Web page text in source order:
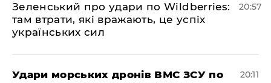
Зеленський про удари по Wildberries:
там втрати, які вражають, це успіх
українських сил
20:57
Удари морських дронів ВМС ЗСУ по
20:11